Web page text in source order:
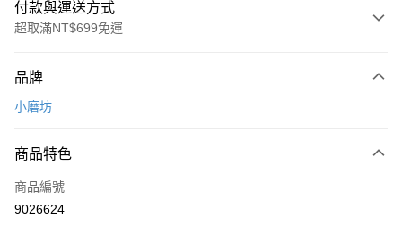
付款與運送方式
超取滿NT$699免運
信用卡一次付款
運送方式
• 付款後全家取貨
品牌
小磨坊
商品特色
商品編號
9026624